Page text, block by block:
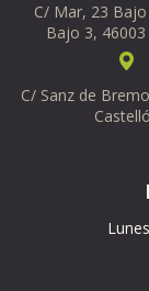
C/ Mar, 23
Bajo 3, 46003
C/ Sanz de